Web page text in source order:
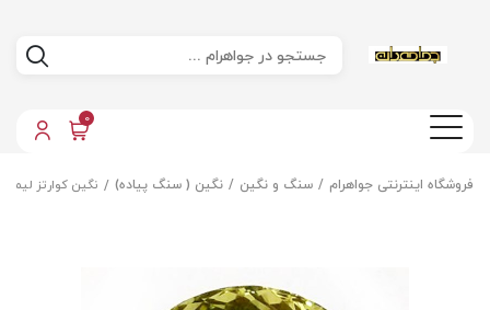
0
فروشگاه اینترنتی جواهرام سنگ و نگین نگین ( سنگ پیاده) نگین کوارتز